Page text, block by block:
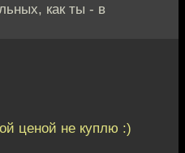
как ты - в
ценой не куплю :)